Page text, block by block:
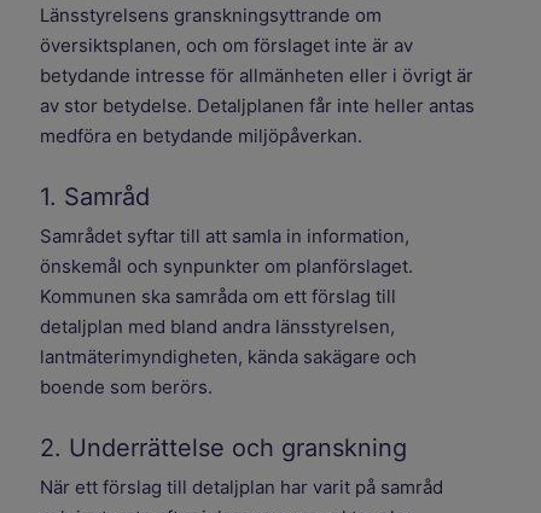
Länsstyrelsens granskningsyttrande om
översiktsplanen, och om förslaget inte är av
betydande intresse för allmänheten eller i övrigt är
av stor betydelse. Detaljplanen får inte heller antas
medföra en betydande miljöpåverkan.
1. Samråd
Samrådet syftar till att samla in information,
önskemål och synpunkter om planförslaget.
Kommunen ska samråda om ett förslag till
detaljplan med bland andra länsstyrelsen,
lantmäterimyndigheten, kända sakägare och
boende som berörs.
2. Underrättelse och granskning
När ett förslag till detaljplan har varit på samråd